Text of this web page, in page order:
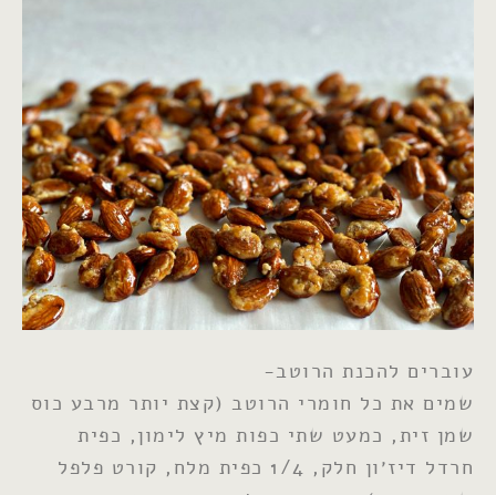
עוברים להכנת הרוטב-
שמים את כל חומרי הרוטב (קצת יותר מרבע כוס
שמן זית, כמעט שתי כפות מיץ לימון, כפית
חרדל דיז׳ון חלק, 1/4 כפית מלח, קורט פלפל